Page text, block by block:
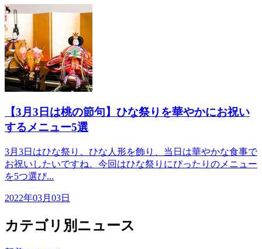
【3月3日は桃の節句】ひな祭りを華やかにお祝い
するメニュー5選
3月3日はひな祭り。ひな人形を飾り、当日は華やかな食事で
お祝いしたいですね。今回はひな祭りにぴったりのメニュー
を5つ選び...
2022年03月03日
カテゴリ別ニュース